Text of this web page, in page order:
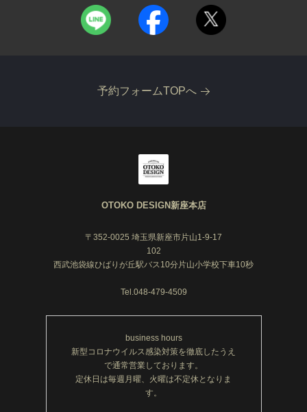
予約フォームTOPへ
OTOKO DESIGN新座本店
〒352-0025 埼玉県新座市片山1-9-17
102
西武池袋線ひばりが丘駅バス10分片山小学校下車10秒
Tel.048-479-4509
business hours
新型コロナウイルス感染対策を徹底したうえ
で通常営業しております。
定休日は毎週月曜、火曜は不定休となりま
す。